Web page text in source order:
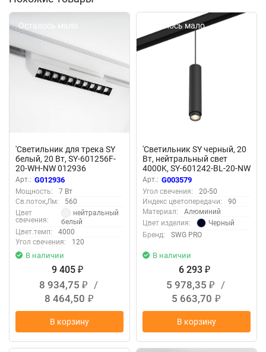
Осталось мало
'Светильник для трека SY
белый, 20 Вт, SY-601256F-
20-WH-NW 012936
Арт.: G012936
Мощность:
7 Вт
Св.поток,Лм:
560
Цвет
свечения:
нейтральный
белый
Цвет.темп:
4000
Угол свечения:
120
В наличии
9 405 ₽
8 934,75 ₽
/
8 464,50 ₽
В корзину
Осталось мало
'Светильник SY черный, 20
Вт, нейтральный свет
4000K, SY-601242-BL-20-NW
003579
Арт.: G003579
Угол свечения:
20-50
Индекс цветопередачи:
90
Материал:
Алюминий
Цвет изделия:
Черный
Бренд:
SWG PRO
В наличии
6 293 ₽
5 978,35 ₽
/
5 663,70 ₽
В корзину